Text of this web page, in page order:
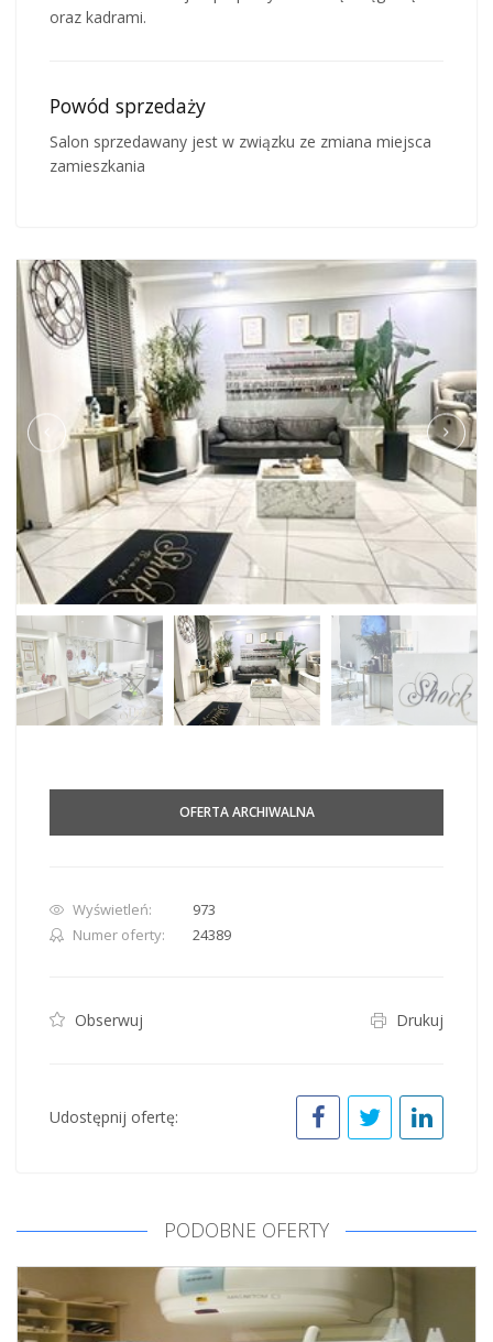
oraz kadrami.
Powód sprzedaży
Salon sprzedawany jest w związku ze zmiana miejsca
zamieszkania
OFERTA ARCHIWALNA
Wyświetleń:
973
Numer oferty:
24389
Obserwuj Drukuj
Udostępnij ofertę:
PODOBNE OFERTY